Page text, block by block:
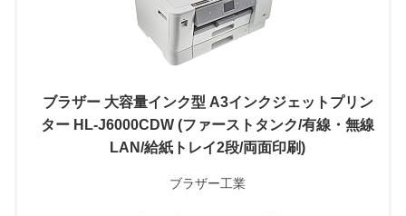
ブラザー 大容量インク型 A3インクジェットプリン
ター HL-J6000CDW (ファーストタンク/有線・無線
LAN/給紙トレイ2段/両面印刷)
ブラザー工業